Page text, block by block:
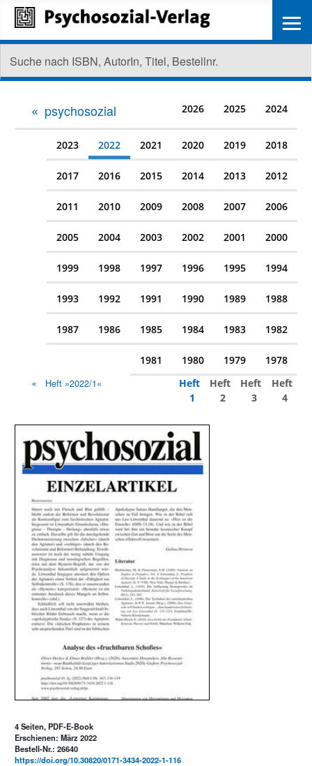
psychosozial 2026 2025 2024
2023 2022 2021 2020 2019 2018
2017 2016 2015 2014 2013 2012
2011 2010 2009 2008 2007 2006
2005 2004 2003 2002 2001 2000
1999 1998 1997 1996 1995 1994
1993 1992 1991 1990 1989 1988
1987 1986 1985 1984 1983 1982
1981 1980 1979 1978
Heft »2022/1«
Heft
1
Heft
2
Heft
3
Heft
4
4 Seiten, PDF-E-Book
Erschienen: März 2022
Bestell-Nr.: 26640
https://doi.org/10.30820/0171-3434-2022-1-116
≡